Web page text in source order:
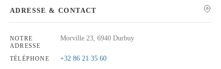
ADRESSE & CONTACT
NOTRE
ADRESSE
Morville 23, 6940 Durbuy
TÉLÉPHONE +32 86 21 35 60